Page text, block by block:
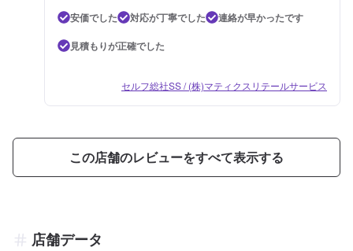
安価でした 対応が丁寧でした
連絡が早かったです
見積もりが正確でした
セルフ総社SS / (株)マティクスリテールサービス
この店舗のレビューをすべて表示する
店舗データ